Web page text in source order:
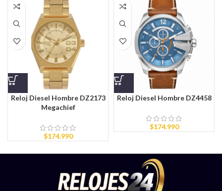
Reloj Diesel Hombre DZ2173
Megachief
$174.990
Reloj Diesel Hombre DZ4458
$174.990